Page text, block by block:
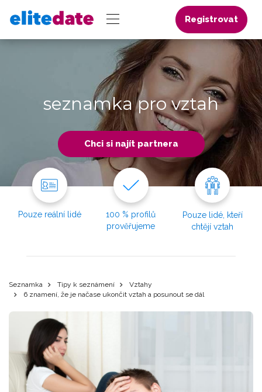
Registrovat
seznamka pro vztah
Chci si najít partnera
Pouze reální lidé
100 % profilů
prověřujeme
Pouze lidé, kteří
chtějí vztah
Seznamka Tipy k seznámení
Vztahy
6 znamení, že je načase ukončit vztah a posunout se dál